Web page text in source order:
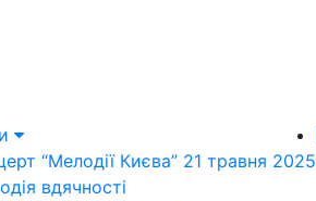
“Мелодії Києва” 21 травня 2025
вдячності